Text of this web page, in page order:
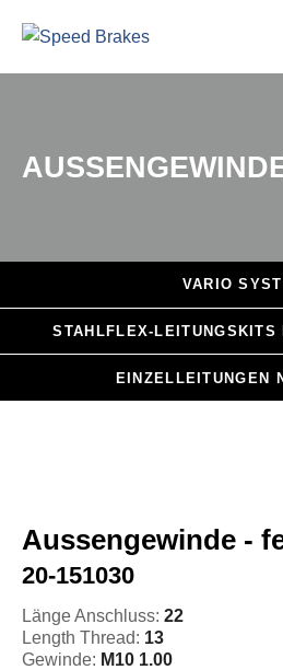
VARIO
STAHLFLEX-LEITUNGSKITS
EINZELLEITUNGEN
Aussengewinde -
20-151030
Länge Anschluss: 22
Length Thread: 13
Gewinde: M10 1.00